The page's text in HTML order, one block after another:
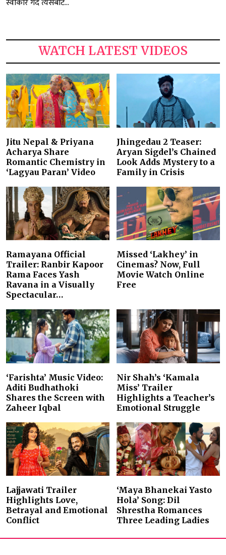
स्वीकार गर्दै त्यसबाट...
WATCH LATEST VIDEOS
Jitu Nepal & Priyana
Acharya Share
Romantic Chemistry in
‘Lagyau Paran’ Video
Jhingedau 2 Teaser:
Aryan Sigdel’s Chained
Look Adds Mystery to a
Family in Crisis
Ramayana Official
Trailer: Ranbir Kapoor
Rama Faces Yash
Ravana in a Visually
Spectacular…
Missed ‘Lakhey’ in
Cinemas? Now, Full
Movie Watch Online
Free
‘Farishta’ Music Video:
Aditi Budhathoki
Shares the Screen with
Zaheer Iqbal
Nir Shah’s ‘Kamala
Miss’ Trailer
Highlights a Teacher’s
Emotional Struggle
Lajjawati Trailer
Highlights Love,
Betrayal and Emotional
Conflict
‘Maya Bhanekai Yasto
Hola’ Song: Dil
Shrestha Romances
Three Leading Ladies